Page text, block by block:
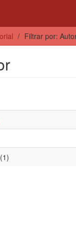
Filtrar por: